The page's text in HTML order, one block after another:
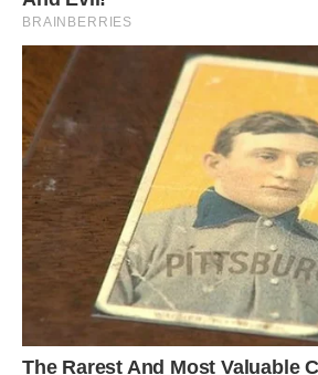
Володя, мене замучила головний біль,